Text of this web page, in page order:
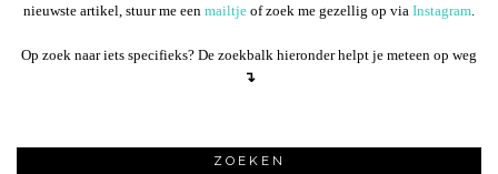
nieuwste artikel, stuur me een mailtje of zoek me gezellig op via Instagram.
Op zoek naar iets specifieks? De zoekbalk hieronder helpt je meteen op weg
↴
ZOEKEN